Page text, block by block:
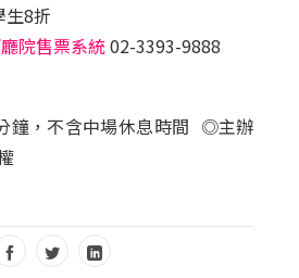
生8折
院售票系統02-3393-9888
鐘，不含中場休息時間 ◎主辦